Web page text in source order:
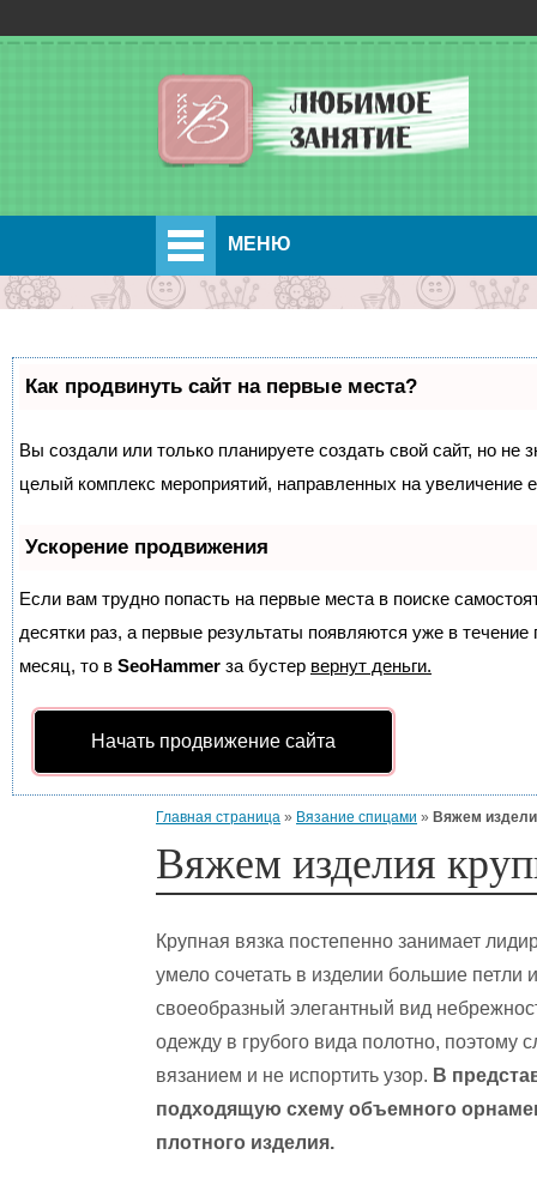
МЕНЮ
Как продвинуть сайт на первые места?
Вы создали или только планируете создать свой сайт, но не
целый комплекс мероприятий, направленных на увеличение
Ускорение продвижения
Если вам трудно попасть на первые места в поиске
десятки раз, а первые результаты появляются уже в
месяц, то в SeoHammer за бустер вернут деньги.
Начать продвижение сайта
Главная страница » Вязание спицами » Вяжем
Вяжем изделия
Крупная вязка постепенно занимает
умело сочетать в изделии большие петли
своеобразный элегантный вид
одежду в грубого вида полотно, поэтому
вязанием и не испортить узор. В
подходящую схему объемного
плотного изделия.